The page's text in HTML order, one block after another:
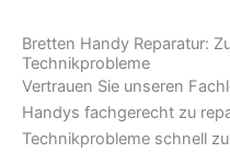
Bretten Handy Reparatur:
Technikprobleme
Vertrauen Sie unseren
Handys fachgerecht zu
Technikprobleme schnell